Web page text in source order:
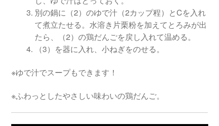
別の鍋に（2）のゆで汁（2カップ程）とCを入れ
て煮立たせる。水溶き片栗粉を加えてとろみが出
たら、（2）の鶏だんごを戻し入れて温める。
（3）を器に入れ、小ねぎをのせる。
※ゆで汁でスープもできます！
※ふわっとしたやさしい味わいの鶏だんご。